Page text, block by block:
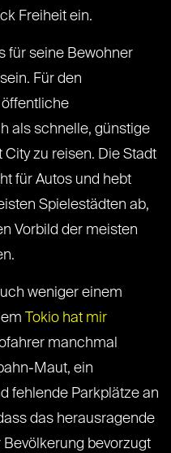
Freiheit ein.
für seine Bewohner
Für den
als schnelle, günstige
zu reisen. Die Stadt
für Autos und hebt
Spielestädten ab,
Vorbild der meisten
weniger einem
Tokio hat mir
manchmal
Maut, ein
fehlende Parkplätze an
das herausragende
bevorzugt